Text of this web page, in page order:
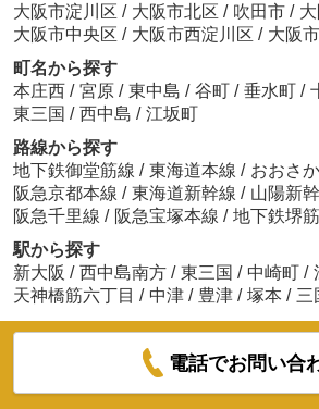
大阪市淀川区 / 大阪市北区 / 吹田市 /
大阪市中央区 / 大阪市西淀川区 / 大阪
町名から探す
本庄西 / 宮原 / 東中島 / 谷町 / 垂水町 /
東三国 / 西中島 / 江坂町
路線から探す
地下鉄御堂筋線 / 東海道本線 / おおさ
阪急京都本線 / 東海道新幹線 / 山陽新
阪急千里線 / 阪急宝塚本線 / 地下鉄堺
駅から探す
新大阪 / 西中島南方 / 東三国 / 中崎町 /
天神橋筋六丁目 / 中津 / 豊津 / 塚本 / 三
電話でお問い合